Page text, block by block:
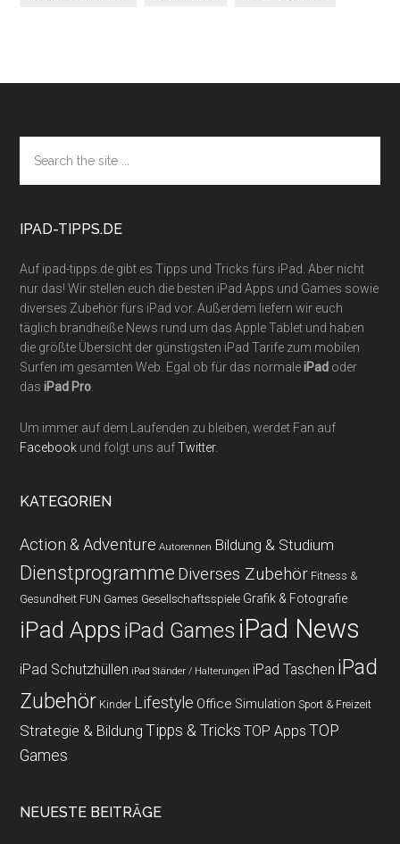
Footer
the
site
IPAD-TIPPS.DE
Auf ipad-tipps.de gibt es Tipps und Tricks fürs iPad. Aber nicht
nur das! Wir stellen euch die besten iPad Apps und Games sowie
diverses Zubehör fürs iPad vor. Außerdem liefern wir euch
täglich brandheiße News rund um das Apple Tablet und haben
die größte Übersicht der günstigsten iPad Tarife zum mobilen
Surfen im gesamten Web. Egal ob für das normaleiPad oder
dasiPad Pro
Um immer auf dem Laufenden zu bleiben, werdet Fan auf
Facebook und folgt uns aufTwitter.
KATEGORIEN
Action & Adventure Autorennen Bildung & Studium
Dienstprogramme Diverses Zubehör Fitness &
Gesundheit FUN Games Gesellschaftsspiele Grafik & Fotografie
iPad Apps iPad Games iPad News
iPad Schutzhüllen iPad Ständer / Halterungen iPad Taschen iPad
Zubehör Kinder Lifestyle Office Simulation Sport & Freizeit
Strategie & Bildung Tipps & Tricks TOP Apps TOP
Games
NEUESTE BEITRÄGE